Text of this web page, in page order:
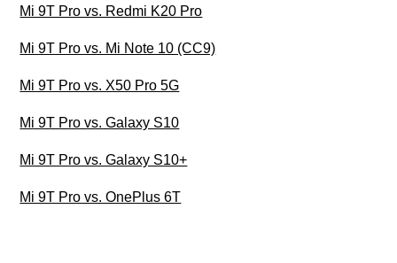
Mi 9T Pro vs. Redmi K20 Pro
Mi 9T Pro vs. Mi Note 10 (CC9)
Mi 9T Pro vs. X50 Pro 5G
Mi 9T Pro vs. Galaxy S10
Mi 9T Pro vs. Galaxy S10+
Mi 9T Pro vs. OnePlus 6T